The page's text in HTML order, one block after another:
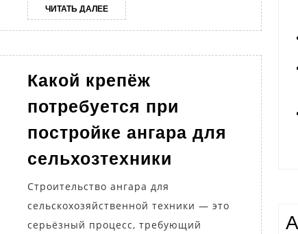
ЧИТАТЬ ДАЛЕЕЧИТАТЬ
ДАЛЕЕ
Какой крепёж
потребуется при
постройке ангара для
сельхозтехники
потребуется
при
Строительство ангара для
сельскохозяйственной техники — это
серьёзный процесс, требующий